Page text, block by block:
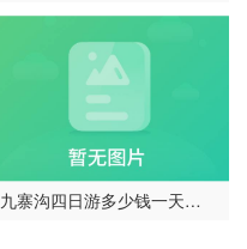
九寨沟四日游多少钱一天合